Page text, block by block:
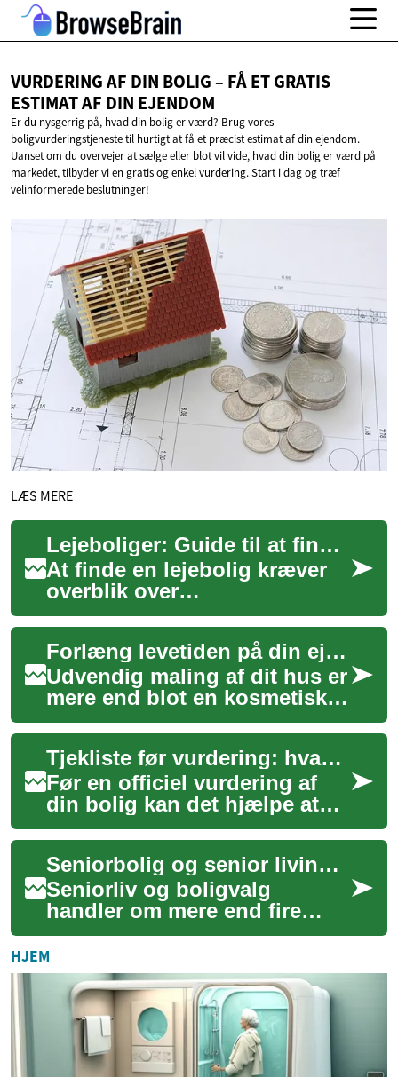
VURDERING AF DIN BOLIG – FÅ ET GRATIS
ESTIMAT AF DIN EJENDOM
Er du nysgerrig på, hvad din bolig er værd? Brug vores
boligvurderingstjeneste til hurtigt at få et præcist estimat af din ejendom.
Uanset om du overvejer at sælge eller blot vil vide, hvad din bolig er værd på
markedet, tilbyder vi en gratis og enkel vurdering. Start i dag og træf
velinformerede beslutninger!
LÆS MERE
Lejeboliger: Guide til at finde og leje en bolig
At finde en lejebolig kræver
overblik over
udlejningsmarkedet,
privatøkonomi og praktiske
forhold som transport og kv...
Forlæng levetiden på din ejendoms facade
Udvendig maling af dit hus er
mere end blot en kosmetisk
opdatering; det er en
afgørende investering i din
ejendoms l...
Tjekliste før vurdering: hvad vurderingsmanden ser efter
Før en officiel vurdering af
din bolig kan det hjælpe at
vide, hvilke forhold
vurderingsmanden lægger
vægt på. Denne ...
Seniorbolig og senior living: muligheder og praktiske råd
Seniorliv og boligvalg
handler om mere end fire
vægge: det inkluderer
tilgængelighed, fællesskab,
pleje og økonomi. F...
HJEM